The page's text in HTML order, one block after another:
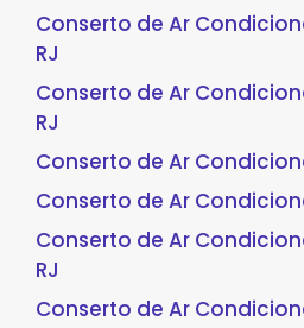
Conserto de Ar
RJ
Conserto de Ar
RJ
Conserto de Ar
Conserto de Ar
Conserto de Ar
RJ
Conserto de Ar